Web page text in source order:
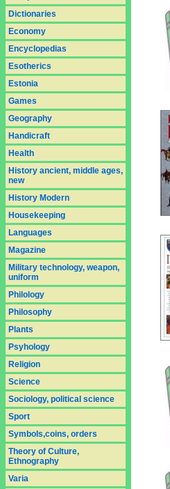
Dictionaries
Economy
Encyclopedias
Esotherics
Estonia
Games
Geography
Handicraft
Health
History ancient, middle ages,
new
History Modern
Housekeeping
Languages
Magazine
Military technology, weapon,
uniform
Philology
Philosophy
Plants
Psyhology
Religion
Science
Sociology, political science
Sport
Symbols,coins, orders
Theory of Culture,
Ethnography
Varia